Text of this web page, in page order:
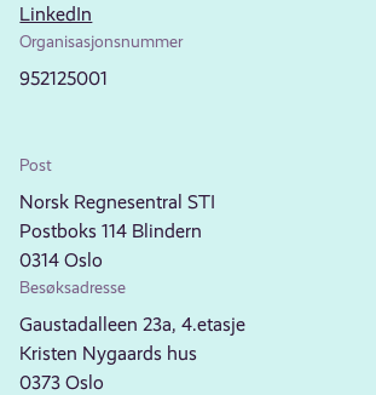
LinkedIn
Organisasjonsnummer
952125001
Post
Norsk Regnesentral STI
Postboks 114 Blindern
0314 Oslo
Besøksadresse
Gaustadalleen 23a, 4.etasje
Kristen Nygaards hus
0373 Oslo